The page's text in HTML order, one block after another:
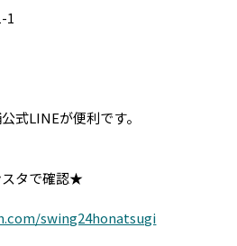
1
式LINEが便利です。
タで確認★
swing24honatsugi